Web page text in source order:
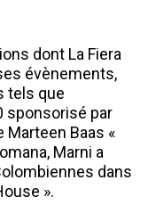
dont La Fiera
évènements,
tels que
sponsorisé par
Marteen Baas «
Marni a
dans
».